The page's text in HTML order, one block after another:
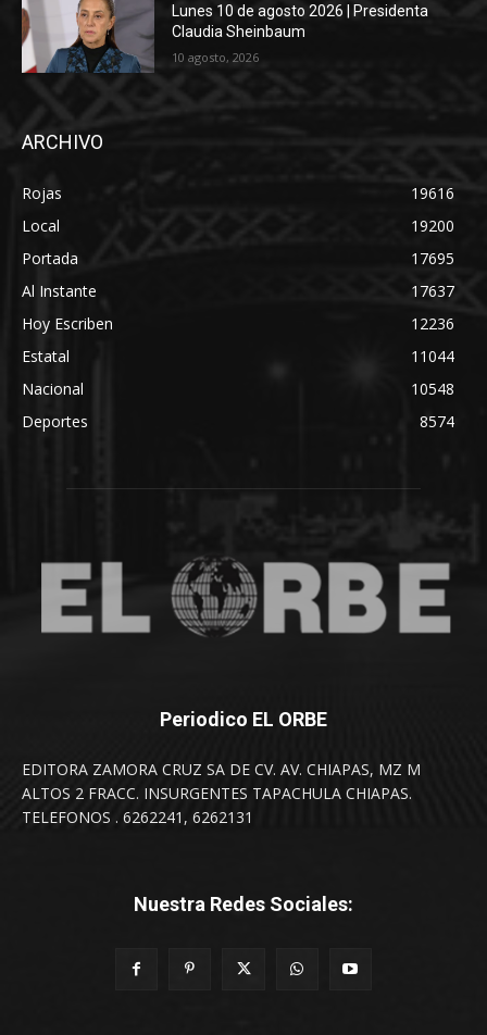
Lunes 10 de agosto 2026 | Presidenta
Claudia Sheinbaum
10 agosto, 2026
ARCHIVO
Rojas
19616
Local
19200
Portada
17695
Al Instante
17637
Hoy Escriben
12236
Estatal
11044
Nacional
10548
Deportes
8574
Periodico EL ORBE
EDITORA ZAMORA CRUZ SA DE CV. AV. CHIAPAS, MZ M
ALTOS 2 FRACC. INSURGENTES TAPACHULA CHIAPAS.
TELEFONOS . 6262241, 6262131
Nuestra Redes Sociales: